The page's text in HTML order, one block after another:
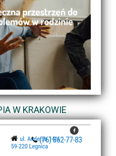
W KRAKOWIE